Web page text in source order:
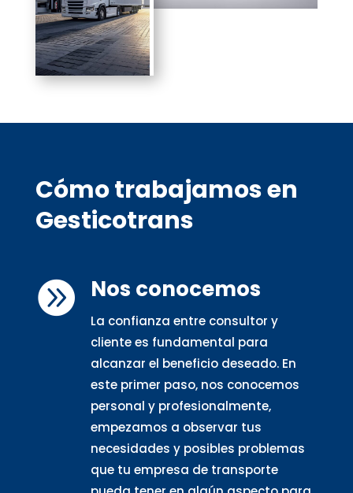
Cómo trabajamos en
Gesticotrans
 Nos conocemos
La confianza entre consultor y
cliente es fundamental para
alcanzar el beneficio deseado. En
este primer paso, nos conocemos
personal y profesionalmente,
empezamos a observar tus
necesidades y posibles problemas
que tu empresa de transporte